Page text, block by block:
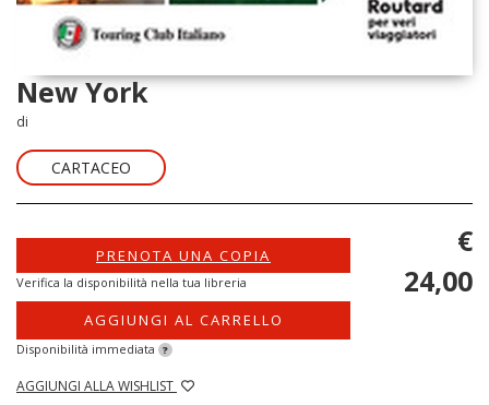
New York
di
CARTACEO
PRENOTA UNA COPIA
Verifica la disponibilità nella tua libreria
AGGIUNGI AL CARRELLO
Disponibilità immediata ?
AGGIUNGI ALLA WISHLIST
€
24,00